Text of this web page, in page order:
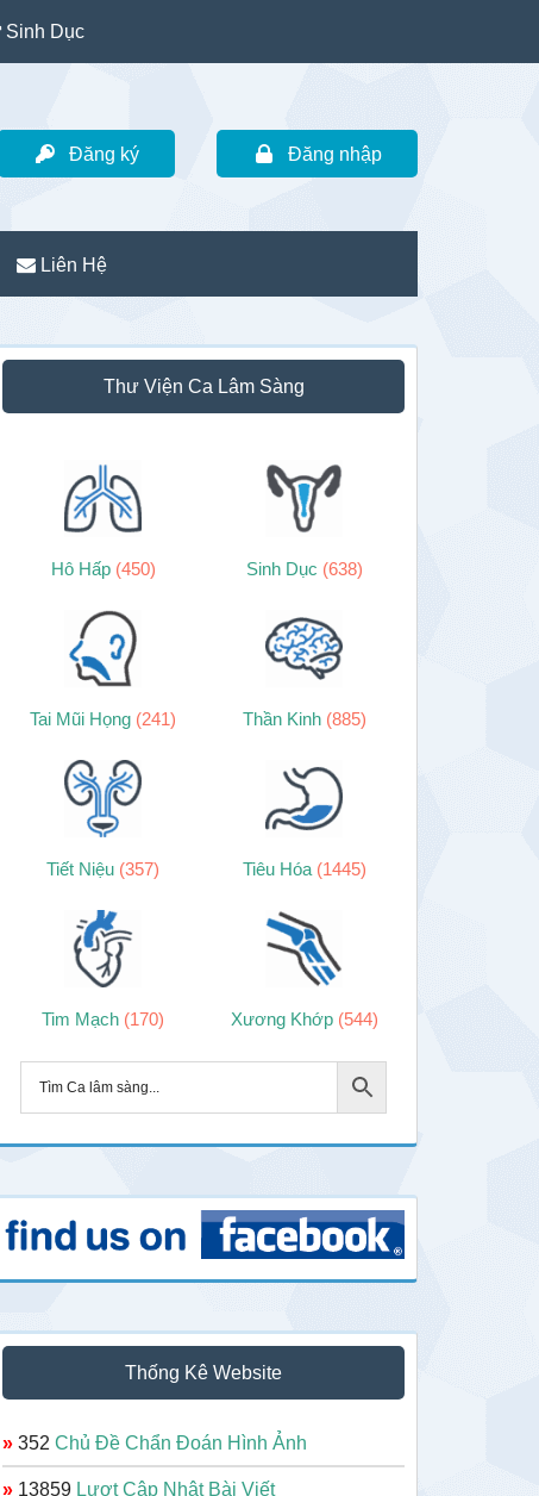
Sinh Dục
Đăng ký Đăng nhập
Liên Hệ
Sidebar
chính
Thư Viện Ca Lâm Sàng
Hô Hấp (450) Sinh Dục (638)
Tai Mũi Họng (241) Thần Kinh (885)
Tiết Niệu (357) Tiêu Hóa (1445)
Tim Mạch (170) Xương Khớp (544)
Thống Kê Website
» 352 Chủ Đề Chẩn Đoán Hình Ảnh
» 13859 Lượt Cập Nhật Bài Viết